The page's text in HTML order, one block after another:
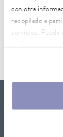
con otra
recopilado a
servicios. Puede
Hoja de
Hoja de